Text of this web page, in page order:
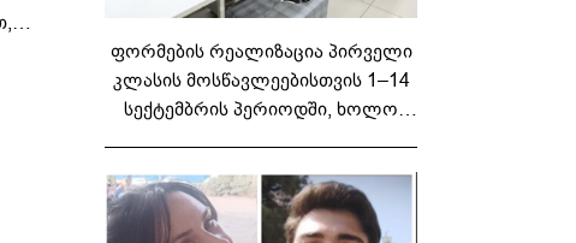
ფორმების რეალიზაცია პირველი
კლასის მოსწავლეებისთვის 1–14
სექტემბრის პერიოდში, ხოლო